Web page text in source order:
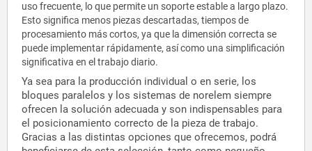
uso frecuente, lo que permite un soporte estable a largo plazo.
Esto significa menos piezas descartadas, tiempos de
procesamiento más cortos, ya que la dimensión correcta se
puede implementar rápidamente, así como una simplificación
significativa en el trabajo diario.
Ya sea para la producción individual o en serie, los
bloques paralelos y los sistemas de norelem siempre
ofrecen la solución adecuada y son indispensables para
el posicionamiento correcto de la pieza de trabajo.
Gracias a las distintas opciones que ofrecemos, podrá